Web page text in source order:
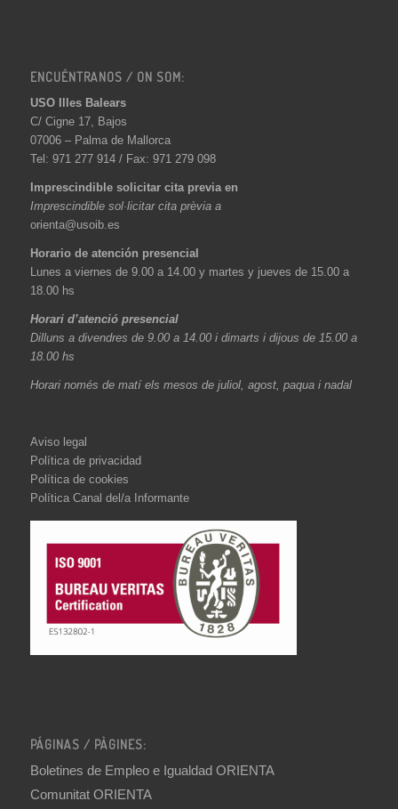
ENCUÉNTRANOS / ON SOM:
USO Illes Balears
C/ Cigne 17, Bajos
07006 – Palma de Mallorca
Tel: 971 277 914 / Fax: 971 279 098
Imprescindible solicitar cita previa en
Imprescindible sol·licitar cita prèvia a
orienta@usoib.es
Horario de atención presencial
Lunes a viernes de 9.00 a 14.00 y martes y jueves de 15.00 a
18.00 hs
Horari d’atenció presencial
Dilluns a divendres de 9.00 a 14.00 i dimarts i dijous de 15.00 a
18.00 hs
Horari només de matí els mesos de juliol, agost, paqua i nadal
Aviso legal
Política de privacidad
Política de cookies
Política Canal del/a Informante
PÁGINAS / PÀGINES:
Boletines de Empleo e Igualdad ORIENTA
Comunitat ORIENTA